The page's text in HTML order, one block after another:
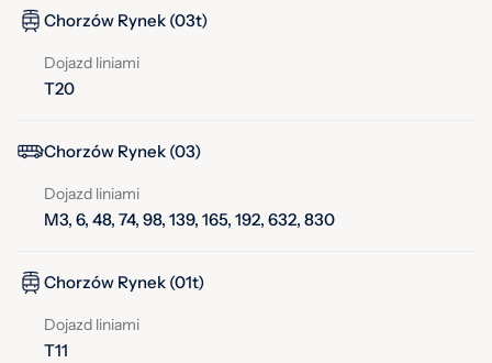
Chorzów Rynek (03t)
Dojazd liniami
T20
Chorzów Rynek (03)
Dojazd liniami
M3, 6, 48, 74, 98, 139, 165, 192, 632, 830
Chorzów Rynek (01t)
Dojazd liniami
T11